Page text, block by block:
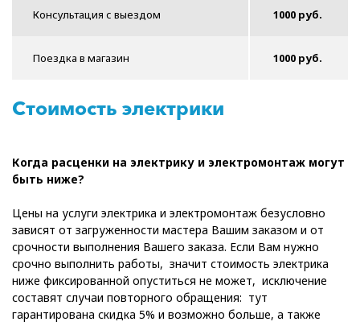
Консультация с выездом 1000 руб.
Поездка в магазин 1000 руб.
Стоимость электрики
Когда расценки на электрику и электромонтаж могут
быть ниже?
Цены на услуги электрика и электромонтаж безусловно
зависят от загруженности мастера Вашим заказом и от
срочности выполнения Вашего заказа. Если Вам нужно
срочно выполнить работы, значит стоимость электрика
ниже фиксированной опуститься не может, исключение
составят случаи повторного обращения: тут
гарантирована скидка 5% и возможно больше, а также